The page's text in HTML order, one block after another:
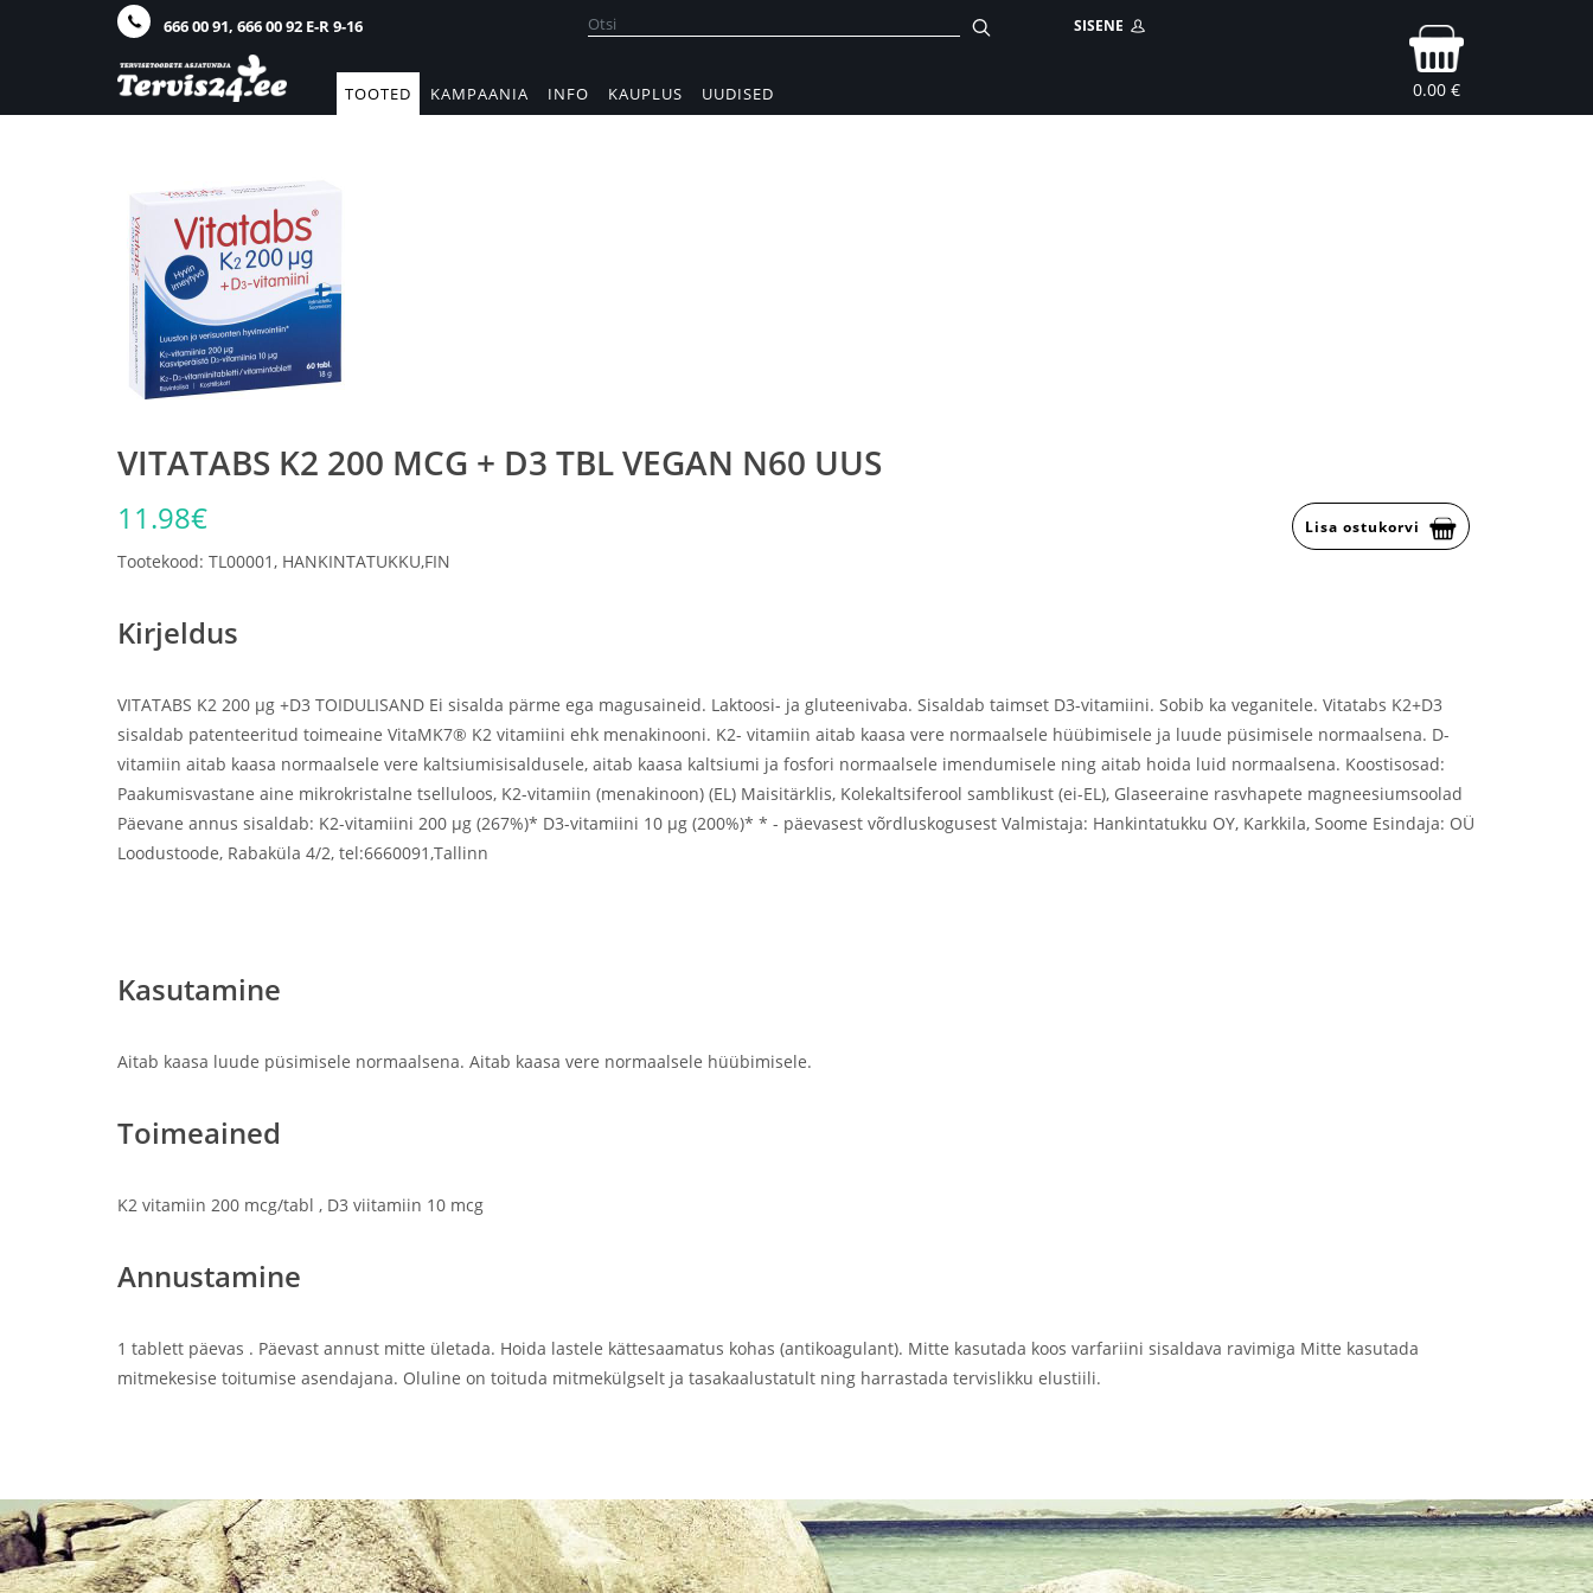
666 00 91, 666 00 92 E-R 9-16 SISENE
TOOTED KAMPAANIA INFO KAUPLUS UUDISED 0.00 €
VITATABS K2 200 MCG + D3 TBL VEGAN N60 UUS
11.98€ Lisa ostukorvi
Tootekood: TL00001, HANKINTATUKKU,FIN
Kirjeldus
VITATABS K2 200 µg +D3 TOIDULISAND Ei sisalda pärme ega magusaineid. Laktoosi- ja gluteenivaba. Sisaldab taimset D3-vitamiini. Sobib ka veganitele. Vitatabs K2+D3
sisaldab patenteeritud toimeaine VitaMK7® K2 vitamiini ehk menakinooni. K2- vitamiin aitab kaasa vere normaalsele hüübimisele ja luude püsimisele normaalsena. D-
vitamiin aitab kaasa normaalsele vere kaltsiumisisaldusele, aitab kaasa kaltsiumi ja fosfori normaalsele imendumisele ning aitab hoida luid normaalsena. Koostisosad:
Paakumisvastane aine mikrokristalne tselluloos, K2-vitamiin (menakinoon) (EL) Maisitärklis, Kolekaltsiferool samblikust (ei-EL), Glaseeraine rasvhapete magneesiumsoolad
Päevane annus sisaldab: K2-vitamiini 200 µg (267%)* D3-vitamiini 10 µg (200%)* * - päevasest võrdluskogusest Valmistaja: Hankintatukku OY, Karkkila, Soome Esindaja: OÜ
Loodustoode, Rabaküla 4/2, tel:6660091,Tallinn
Kasutamine
Aitab kaasa luude püsimisele normaalsena. Aitab kaasa vere normaalsele hüübimisele.
Toimeained
K2 vitamiin 200 mcg/tabl , D3 viitamiin 10 mcg
Annustamine
1 tablett päevas . Päevast annust mitte ületada. Hoida lastele kättesaamatus kohas (antikoagulant). Mitte kasutada koos varfariini sisaldava ravimiga Mitte kasutada
mitmekesise toitumise asendajana. Oluline on toituda mitmekülgselt ja tasakaalustatult ning harrastada tervislikku elustiili.